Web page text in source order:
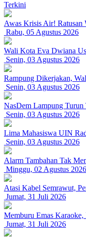
Terkini
Awas Krisis Air! Ratusan
Rabu, 05 Agustus 2026
Wali Kota Eva Dwiana
Senin, 03 Agustus 2026
Rampung Dikerjakan,
Senin, 03 Agustus 2026
NasDem Lampung
Senin, 03 Agustus 2026
Lima Mahasiswa UIN
Senin, 03 Agustus 2026
Alarm Tambahan Tak
Minggu, 02 Agustus 2026
Atasi Kabel Semrawut,
Jumat, 31 Juli 2026
Memburu Emas
Jumat, 31 Juli 2026